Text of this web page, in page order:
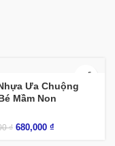
Ưa Chuộng
Mầm Non
₫ 680,000 ₫